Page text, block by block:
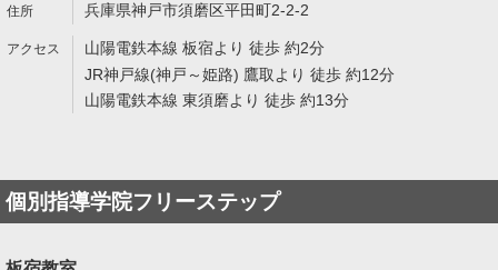
兵庫県神戸市須磨区平田町2-2-2
山陽電鉄本線 板宿より 徒歩 約2分
JR神戸線(神戸～姫路) 鷹取より 徒歩 約12分
山陽電鉄本線 東須磨より 徒歩 約13分
個別指導学院フリーステップ